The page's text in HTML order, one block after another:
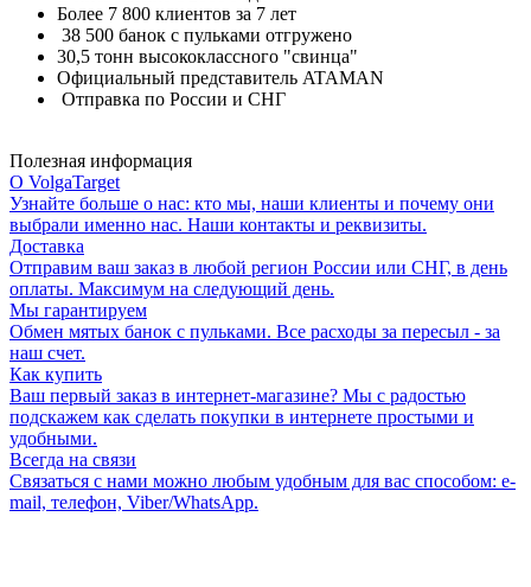
Более 7 800 клиентов за 7 лет
38 500 банок с пульками отгружено
30,5 тонн высококлассного "свинца"
Официальный представитель ATAMAN
Отправка по России и СНГ
Полезная информация
О VolgaTarget
Узнайте больше о нас: кто мы, наши клиенты и почему они
выбрали именно нас. Наши контакты и реквизиты.
Доставка
Отправим ваш заказ в любой регион России или СНГ, в день
оплаты. Максимум на следующий день.
Мы гарантируем
Обмен мятых банок с пульками. Все расходы за пересыл - за
наш счет.
Как купить
Ваш первый заказ в интернет-магазине? Мы с радостью
подскажем как сделать покупки в интернете простыми и
удобными.
Всегда на связи
Связаться с нами можно любым удобным для вас способом: e-
mail, телефон, Viber/WhatsApp.